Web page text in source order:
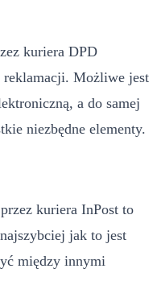
kuriera DPD
reklamacji. Możliwe jest
a do samej
niezbędne elementy.
kuriera InPost to
jak to jest
między innymi